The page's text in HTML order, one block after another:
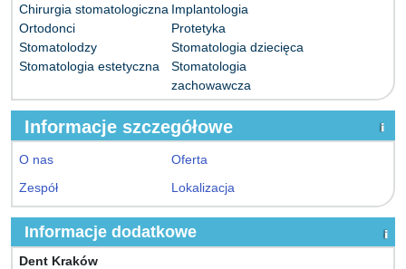
Chirurgia stomatologiczna Implantologia
Ortodonci
Protetyka
Stomatolodzy
Stomatologia dziecięca
Stomatologia estetyczna
Stomatologia
zachowawcza
Informacje szczegółowe
O nas
Oferta
Zespół
Lokalizacja
Informacje dodatkowe
Dent Kraków